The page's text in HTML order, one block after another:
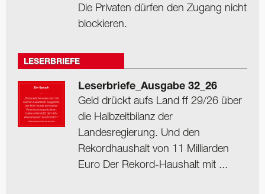
Die Privaten dürfen den Zugang nicht
blockieren.
LESERBRIEFE
Leserbriefe_Ausgabe 32_26
Geld drückt aufs Land ff 29/26 über
die Halbzeitbilanz der
Landesregierung. Und den
Rekordhaushalt von 11 Milliarden
Euro Der Rekord-Haushalt mit ...